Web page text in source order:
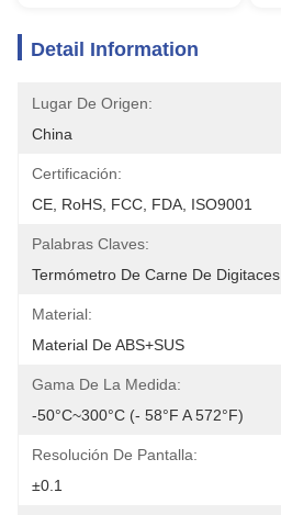
Detail Information
Lugar De Origen:
China
Certificación:
CE, RoHS, FCC, FDA, ISO9001
Palabras Claves:
Termómetro De Carne De Digitaces
Material:
Material De ABS+SUS
Gama De La Medida:
-50°C~300°C (- 58°F A 572°F)
Resolución De Pantalla:
±0.1